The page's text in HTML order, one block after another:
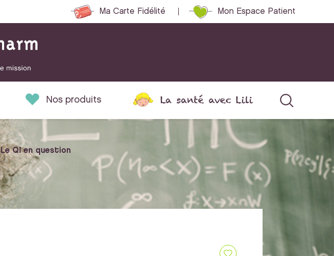
Ma Carte Fidélité Mon Espace Patient
Nos produits La santé avec Lili
Le QI en question